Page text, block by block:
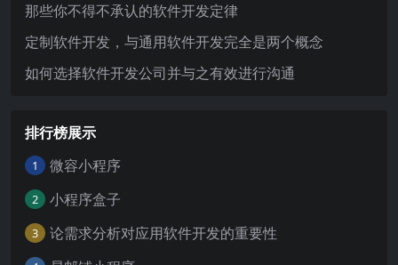
那些你不得不承认的软件开发定律
定制软件开发，与通用软件开发完全是两个概念
如何选择软件开发公司并与之有效进行沟通
排行榜展示
1 微容小程序
2 小程序盒子
3 论需求分析对应用软件开发的重要性